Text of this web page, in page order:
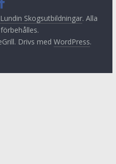
Skogsutbildningar. Alla
Drivs medWordPress.